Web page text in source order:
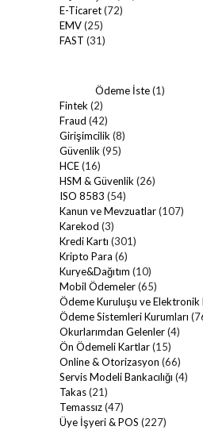
E-Ticaret(72)
EMV(25)
FAST (31)
Ödeme İste(1)
Fintek (2)
Fraud (42)
Girişimcilik (8)
Güvenlik (95)
HCE(16)
HSM & Güvenlik (26)
ISO 8583 (54)
Kanun ve Mevzuatlar(107)
Karekod (3)
Kredi Kartı (301)
Kripto Para (6)
Kurye&Dağıtım (10)
Mobil Ödemeler(65)
Ödeme Kuruluşu ve Elektronik
Ödeme Sistemleri Kurumları
Okurlarımdan Gelenler(4)
Ön Ödemeli Kartlar(15)
Online & Otorizasyon (66)
Servis Modeli Bankacılığı (4)
Takas(21)
Temassız(47)
Üye İşyeri & POS (227)